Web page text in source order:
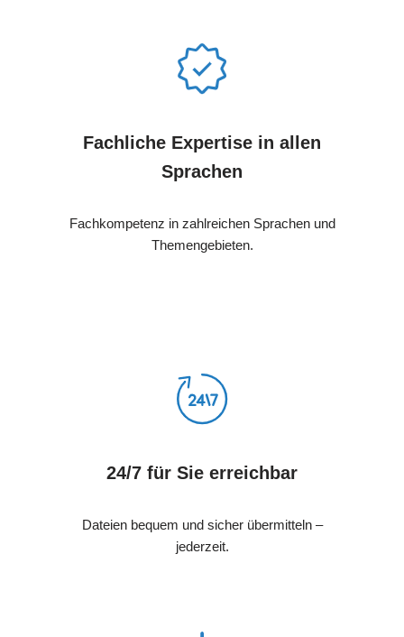
Fachliche Expertise in allen
Sprachen
Fachkompetenz in zahlreichen Sprachen und
Themengebieten.
24/7 für Sie erreichbar
Dateien bequem und sicher übermitteln –
jederzeit.